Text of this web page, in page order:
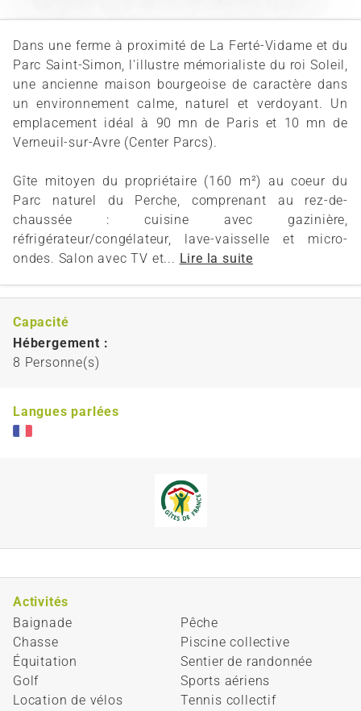
Dans une ferme à proximité de La Ferté-Vidame et du
Parc Saint-Simon, l'illustre mémorialiste du roi Soleil,
une ancienne maison bourgeoise de caractère dans
un environnement calme, naturel et verdoyant. Un
emplacement idéal à 90 mn de Paris et 10 mn de
Verneuil-sur-Avre (Center Parcs).
Gîte mitoyen du propriétaire (160 m²) au coeur du
Parc naturel du Perche, comprenant au rez-de-
chaussée : cuisine avec gazinière,
réfrigérateur/congélateur, lave-vaisselle et micro-
ondes. Salon avec TV et... Lire la suite
Capacité
Hébergement :
8 Personne(s)
Langues parlées
Activités
Baignade
Chasse
Équitation
Golf
Location de vélos
Pêche
Piscine collective
Sentier de randonnée
Sports aériens
Tennis collectif